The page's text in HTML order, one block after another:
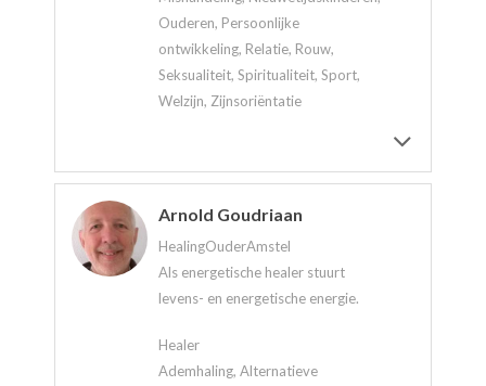
Ouderen, Persoonlijke
ontwikkeling, Relatie, Rouw,
Seksualiteit, Spiritualiteit, Sport,
Welzijn, Zijnsoriëntatie
Arnold Goudriaan
HealingOuderAmstel
Als energetische healer stuurt
levens- en energetische energie.
Healer
Ademhaling, Alternatieve